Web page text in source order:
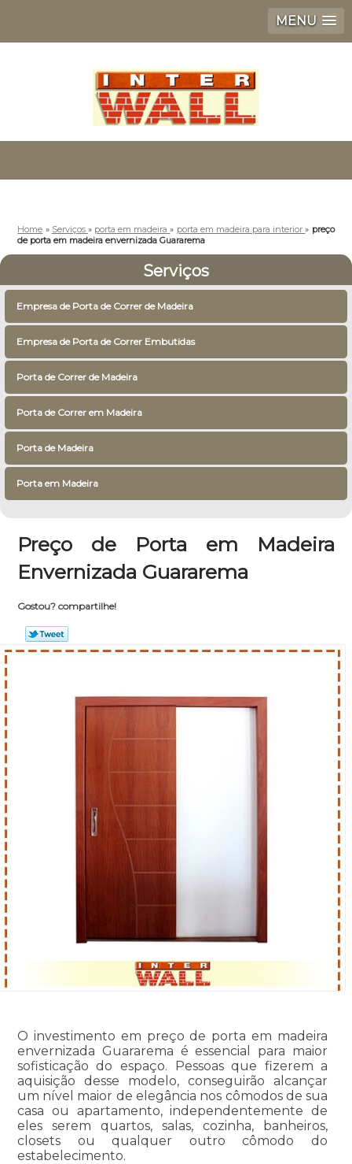
MENU
Home » Serviços » porta em madeira» porta em madeira para interior» preço
de porta em madeira envernizada Guararema
Serviços
Empresa de Porta de Correr de Madeira
Empresa de Porta de Correr Embutidas
Porta de Correr de Madeira
Porta de Correr em Madeira
Porta de Madeira
Porta em Madeira
Preço de Porta em Madeira
Envernizada Guararema
Gostou? compartilhe!
O investimento em preço de porta em madeira
envernizada Guararema é essencial para maior
sofisticação do espaço. Pessoas que fizerem a
aquisição desse modelo, conseguirão alcançar
um nível maior de elegância nos cômodos de sua
casa ou apartamento, independentemente de
eles serem quartos, salas, cozinha, banheiros,
closets ou qualquer outro cômodo do
estabelecimento.